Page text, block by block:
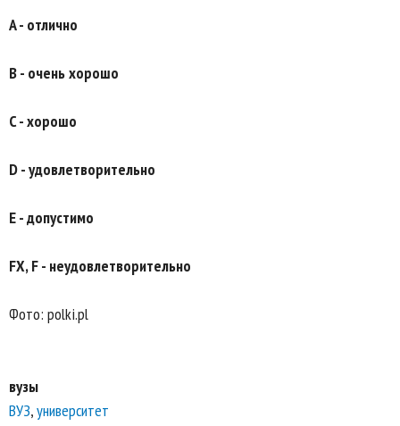
A - отлично
B - очень хорошо
C - хорошо
D - удовлетворительно
E - допустимо
FX, F - неудовлетворительно
Фото: polki.pl
вузы
ВУЗ,университет